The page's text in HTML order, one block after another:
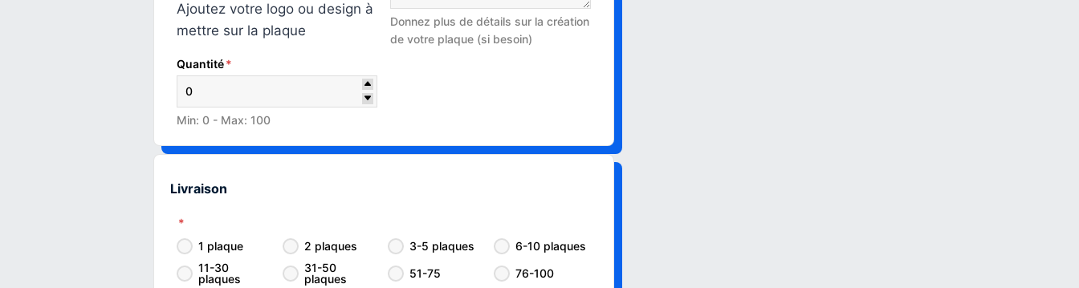
Ajoutez votre logo ou design à
mettre sur la plaque
Donnez plus de détails sur la création
de votre plaque (si besoin)
Quantité*
Min: 0 - Max: 100
Livraison
*
1 plaque
2 plaques 3-5 plaques
6-10 plaques
11-30
plaques
31-50
plaques
51-75 76-100